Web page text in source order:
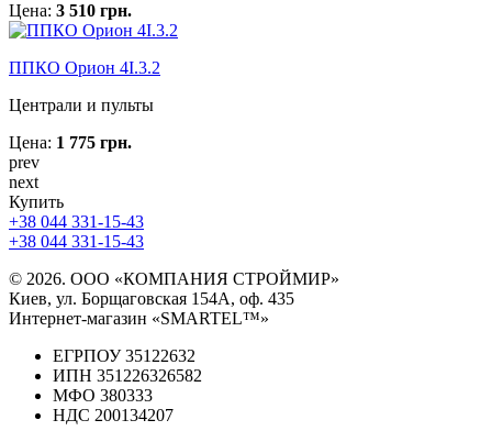
Цена: 3 510 грн.
ППКО Орион 4I.3.2
Централи и пульты
Цена: 1 775 грн.
prev
next
Купить
+38 044 331-15-43
+38 044 331-15-43
© 2026. ООО «КОМПАНИЯ СТРОЙМИР»
Киев, ул. Борщаговская 154А, оф. 435
Интернет-магазин «SMARTEL™»
ЕГРПОУ 35122632
ИПН 351226326582
МФО 380333
НДС 200134207